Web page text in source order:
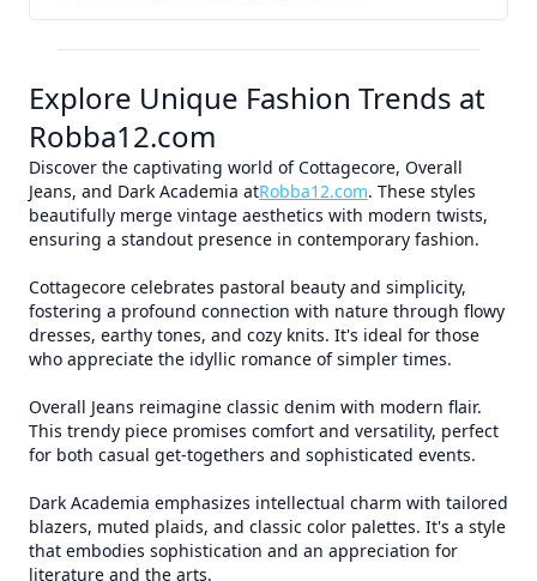
Explore Unique Fashion Trends at
Robba12.com
Discover the captivating world of Cottagecore, Overall
Jeans, and Dark Academia atRobba12.com. These styles
beautifully merge vintage aesthetics with modern twists,
ensuring a standout presence in contemporary fashion.
Cottagecore celebrates pastoral beauty and simplicity,
fostering a profound connection with nature through flowy
dresses, earthy tones, and cozy knits. It's ideal for those
who appreciate the idyllic romance of simpler times.
Overall Jeans reimagine classic denim with modern flair.
This trendy piece promises comfort and versatility, perfect
for both casual get-togethers and sophisticated events.
Dark Academia emphasizes intellectual charm with tailored
blazers, muted plaids, and classic color palettes. It's a style
that embodies sophistication and an appreciation for
literature and the arts.